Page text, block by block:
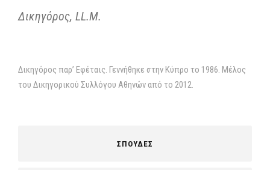
Δικηγόρος, LL.M.
Δικηγόρος παρ’ Εφέταις. Γεννήθηκε στην Κύπρο το 1986. Μέλος
του Δικηγορικού Συλλόγου Αθηνών από το 2012.
ΣΠΟΥΔΕΣ